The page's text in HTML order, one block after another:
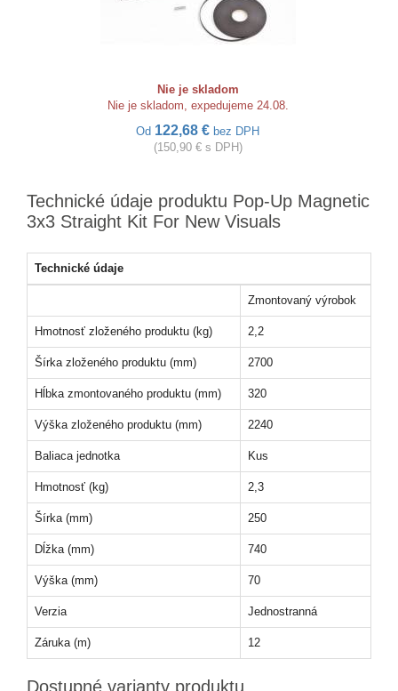
Nie je skladom
Nie je skladom, expedujeme 24.08.
Od 122,68 € bez DPH
(150,90 € s DPH)
Technické údaje produktu Pop-Up Magnetic
3x3 Straight Kit For New Visuals
Technické údaje
Zmontovaný výrobok
Hmotnosť zloženého produktu (kg) 2,2
Šírka zloženého produktu (mm) 2700
Hĺbka zmontovaného produktu (mm) 320
Výška zloženého produktu (mm) 2240
Baliaca jednotka Kus
Hmotnosť (kg) 2,3
Šírka (mm) 250
Dĺžka (mm) 740
Výška (mm) 70
Verzia Jednostranná
Záruka (m) 12
Dostupné varianty produktu